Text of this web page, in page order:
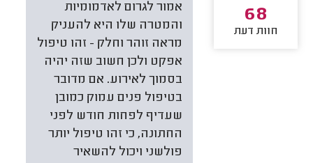
אמור לגרום לאדמומיות
והמטרה שלו היא להעניק
מראה זוהר וחלק - זהו טיפול
אפקט ולכן חשוב שזה יהיה
בסמוך לאירוע. אם מדובר
בטיפול פנים עמוק כמובן
שעדיף לפחות חודש לפני
החתונה, כי זהו טיפול יותר
פולשני ויכול להשאיר
68
חוות דעת